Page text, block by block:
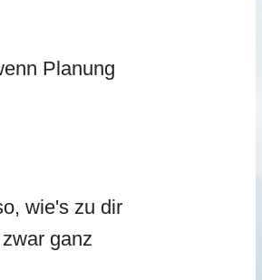
Planung
wie's zu dir
ganz